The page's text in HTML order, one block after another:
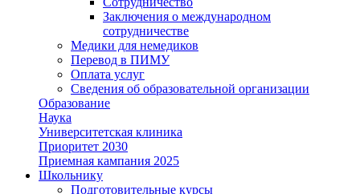
Заключения о международном
сотрудничестве
Медики для немедиков
Перевод в ПИМУ
Оплата услуг
Сведения об образовательной организации
Образование
Наука
Университетская клиника
Приоритет 2030
Приемная кампания 2025
Школьнику
Подготовительные курсы